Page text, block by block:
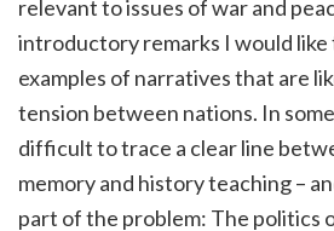
relevant to issues of war and
introductory remarks I would like
examples of narratives that are
tension between nations. In
difficult to trace a clear line
memory and history teaching –
part of the problem: The politics